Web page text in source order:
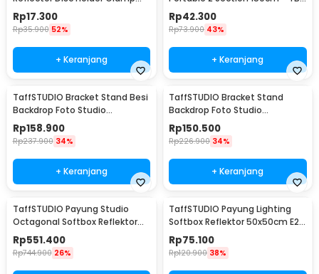
Klip Reflektor - QM3622
Rp17.300
Rp35.900 52%
+ Keranjang
037
Rp42.300
Rp73.900 43%
+ Keranjang
TaffSTUDIO Bracket Stand Besi
Backdrop Foto Studio
200x200cm - DD-110
Rp158.900
Rp237.900 34%
+ Keranjang
TaffSTUDIO Bracket Stand
Backdrop Foto Studio
200x160cm - DD-110
Rp150.500
Rp226.900 34%
+ Keranjang
TaffSTUDIO Payung Studio
Octagonal Softbox Reflektor
Flash 90cm - KS90
Rp551.400
Rp744.900 26%
TaffSTUDIO Payung Lighting
Softbox Reflektor 50x50cm E27
Single Socket - LD-TZ206
Rp75.100
Rp120.900 38%